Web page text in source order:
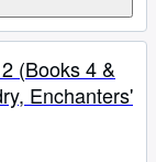
(Books 4 &
Enchanters'